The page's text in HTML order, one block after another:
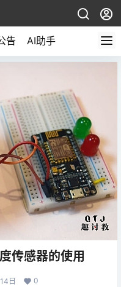
告 AI助手
传感器的使用
日 0